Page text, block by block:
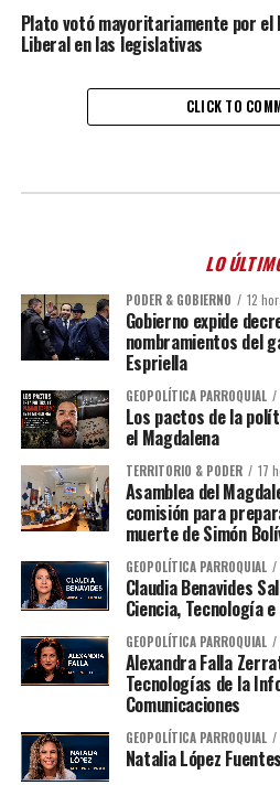
Plato votó mayoritariamente por el
Liberal en las legislativas
CLICK TO
LO
PODER & GOBIERNO 12
Gobierno expide
nombramientos del
Espriella
GEOPOLÍTICA PARROQUIAL
Los pactos de la
el Magdalena
TERRITORIO & PODER 17
Asamblea del
comisión para
muerte de Simón
GEOPOLÍTICA PARROQUIAL
Claudia Benavides
Ciencia, Tecnología
GEOPOLÍTICA PARROQUIAL
Alexandra Falla
Tecnologías de la
Comunicaciones
GEOPOLÍTICA PARROQUIAL
Natalia López